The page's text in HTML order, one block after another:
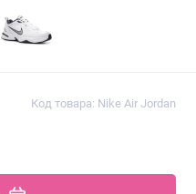
Код товара: Nike Air Jordan